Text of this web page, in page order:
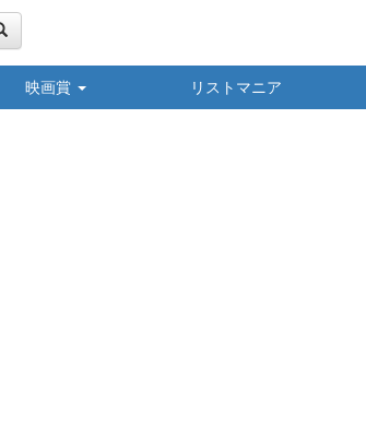
映画賞 リストマニア